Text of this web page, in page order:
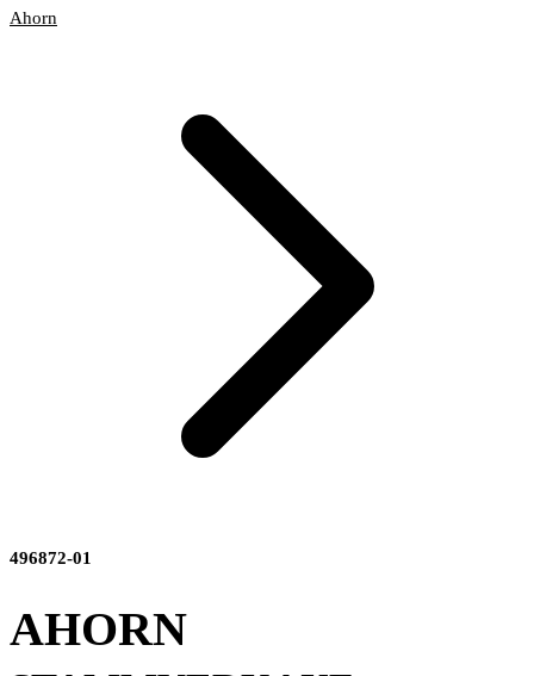
Ahorn
496872-01
AHORN